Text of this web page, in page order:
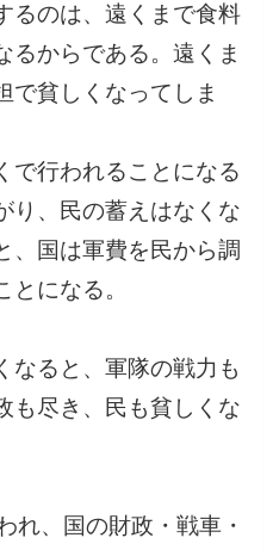
るのは、遠くまで食料
るからである。遠くま
で貧しくなってしま
で行われることになる
り、民の蓄えはなくな
、国は軍費を民から調
になる。
なると、軍隊の戦力も
も尽き、民も貧しくな
れ、国の財政・戦車・